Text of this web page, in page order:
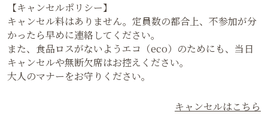
【キャンセルポリシー】
キャンセル料はありません。定員数の都合上、不参加が分
かったら早めに連絡してください。
また、食品ロスがないようエコ（eco）のためにも、当日
キャンセルや無断欠席はお控えください。
大人のマナーをお守りください。
キャンセルはこちら